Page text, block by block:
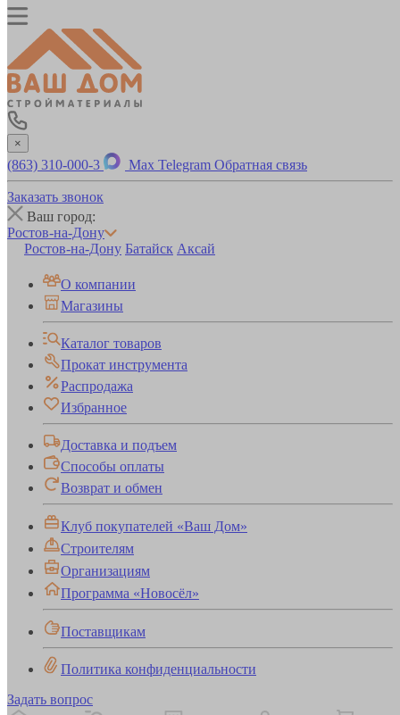
×
(863) 310-000-3 Max Telegram Обратная связь
Заказать звонок
Ваш город:
Ростов-на-Дону
Ростов-на-Дону Батайск Аксай
О компании
Магазины
Каталог товаров
Прокат инструмента
Распродажа
Избранное
Доставка и подъем
Способы оплаты
Возврат и обмен
Клуб покупателей «Ваш Дом»
Строителям
Организациям
Программа «Новосёл»
Поставщикам
Политика конфиденциальности
Задать вопрос